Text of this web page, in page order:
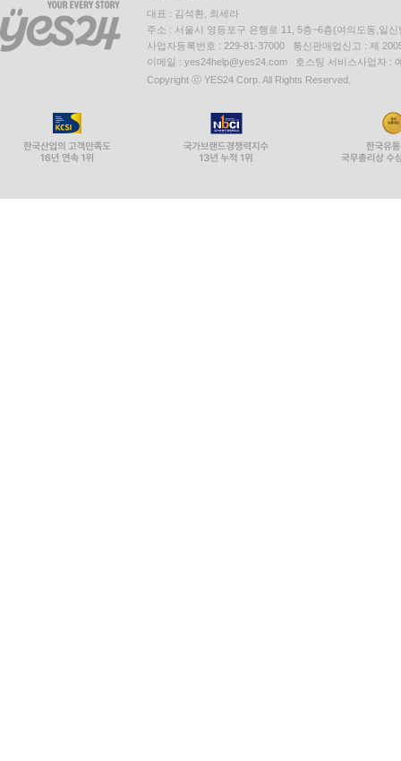
대표 : 김석환, 최세라
주소 : 서울시 영등포구 은행로 11, 5층~6층(여의도동,일신
사업자등록번호 : 229-81-37000 통신판매업신고 : 제
이메일 : yes24help@yes24.com 호스팅 서비스사업자 :
Copyright ⓒ YES24 Corp. All Rights Reserved.